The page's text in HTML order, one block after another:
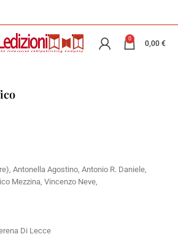
0
0,00 €
Antonella Agostino, Antonio R. Daniele,
Mezzina, Vincenzo Neve,
Di Lecce